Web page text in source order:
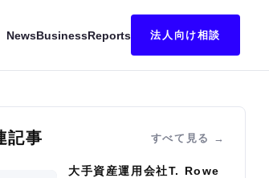
NewsBusinessReports 法人向け相談
を加速
記事 すべて見る
大手資産運用会社T. Rowe